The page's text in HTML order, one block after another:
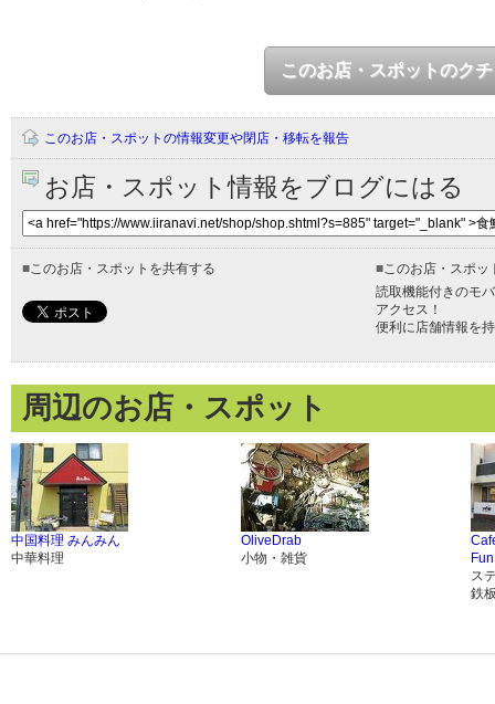
このお店・スポットのク
このお店・スポットの情報変更や閉店・移転を報告
お店・スポット情報をブログにはる
■このお店・スポットを共有する ■このお店・スポッ
読取機能付きのモ
アクセス！
便利に店舗情報を
周辺のお店・スポット
中国料理 みんみん
中華料理
OliveDrab
小物・雑貨
ス
鉄